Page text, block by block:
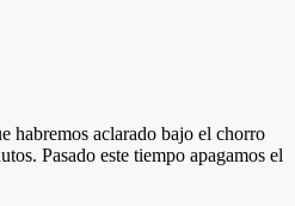
habremos aclarado bajo el chorro
Pasado este tiempo apagamos el